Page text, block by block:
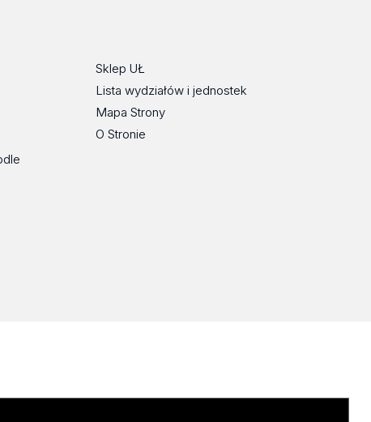
Sklep UŁ
Lista wydziałów i jednostek
Mapa Strony
O Stronie